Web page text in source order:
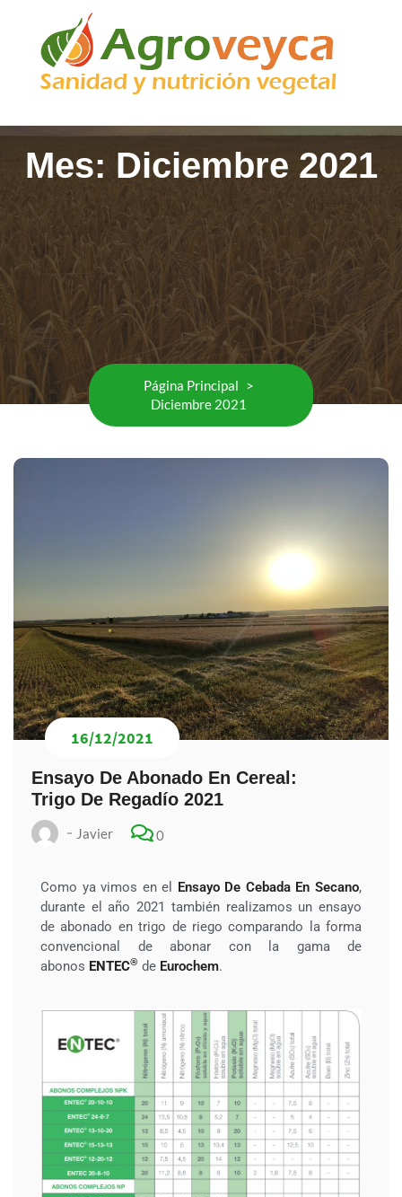
Mes: Diciembre 2021
Página Principal >
Diciembre 2021
16/12/2021
Ensayo De Abonado En Cereal:
Trigo De Regadío 2021
Javier 0
Como ya vimos en el Ensayo De Cebada En Secano,
durante el año 2021 también realizamos un ensayo
de abonado en trigo de riego comparando
la forma
convencional de abonar con la gama de
abonos ENTEC® de Eurochem.